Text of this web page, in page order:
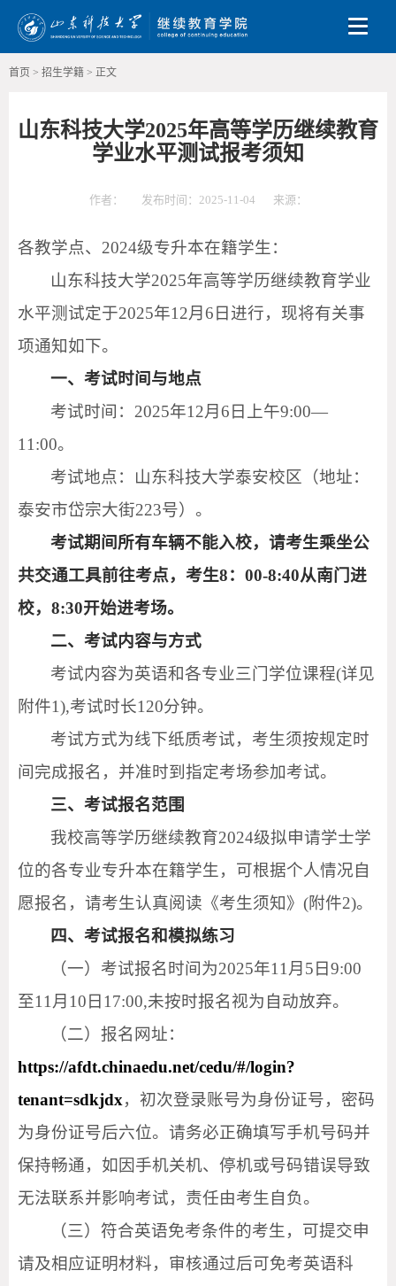
Toggle
首页 > 招生学籍 > 正文
山东科技大学2025年高等学历继续教育
学业水平测试报考须知
作者： 发布时间：2025-11-04 来源：
各教学点、2024级专升本在籍学生：
山东科技大学2025年高等学历继续教育学业
水平测试定于2025年12月6日进行，现将有关事
项通知如下。
一、考试时间与地点
考试时间：2025年12月6日上午9:00—
11:00。
考试地点：山东科技大学泰安校区（地址：
泰安市岱宗大街223号）。
考试期间所有车辆不能入校，请考生乘坐公
共交通工具前往考点，考生8：00-8:40从南门进
校，8:30开始进考场。
二、考试内容与方式
考试内容为英语和各专业三门学位课程(详见
附件1),考试时长120分钟。
考试方式为线下纸质考试，考生须按规定时
间完成报名，并准时到指定考场参加考试。
三、考试报名范围
我校高等学历继续教育2024级拟申请学士学
位的各专业专升本在籍学生，可根据个人情况自
愿报名，请考生认真阅读《考生须知》(附件2)。
四、考试报名和模拟练习
（一）考试报名时间为2025年11月5日9:00
至11月10日17:00,未按时报名视为自动放弃。
（二）报名网址：
https://afdt.chinaedu.net/cedu/#/login?
tenant=sdkjdx， 初次登录账号为身份证号，密码
为身份证号后六位。请务必正确填写手机号码并
保持畅通，如因手机关机、停机或号码错误导致
无法联系并影响考试，责任由考生自负。
（三）符合英语免考条件的考生，可提交申
请及相应证明材料，审核通过后可免考英语科